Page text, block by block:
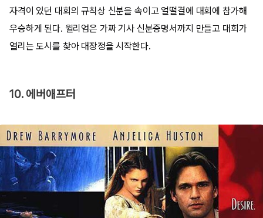
자격이 있던 대회의 규칙상 신분을 속이고 얼떨결에 대회에 참가해
우승하게 된다. 윌리엄은 가짜 기사 신분증명서까지 만들고 대회가
열리는 도시를 찾아 대장정을 시작한다.
10. 에버애프터